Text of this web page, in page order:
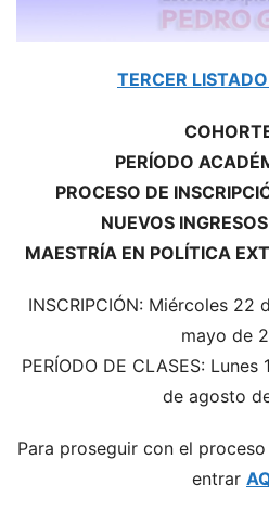
TERCER
PERÍODO
PROCESO DE
NUEVOS
MAESTRÍA EN POLÍTICA
INSCRIPCIÓN: Miércoles
mayo de
PERÍODO DE CLASES:
de agosto
Para proseguir con el
entrar